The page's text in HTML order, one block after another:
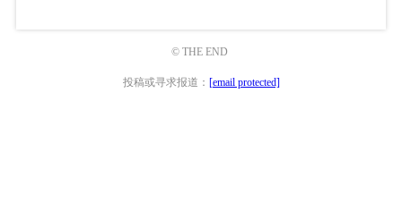
© THE END
投稿或寻求报道： [email protected]